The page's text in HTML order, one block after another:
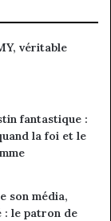
véritable
fantastique :
la foi et le
son média,
: le patron de